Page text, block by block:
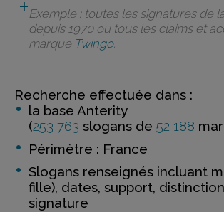
Exemple : toutes les signatures de
depuis 1970 ou tous les claims et
marque Twingo.
Recherche effectuée dans :
la base Anterity
(253 763 slogans de 52 188
Périmètre : France
Slogans renseignés incluant
fille), dates, support,
signature